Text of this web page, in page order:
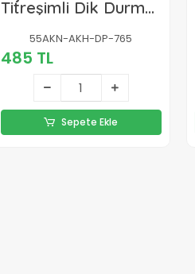
Titreşimli Dik Durma
Korsesi
55AKN-AKH-DP-765
485 TL
Sepete Ekle